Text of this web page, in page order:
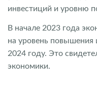
инвестиций и уровню
В начале 2023 года
на уровень повышения
2024 году. Это
экономики.